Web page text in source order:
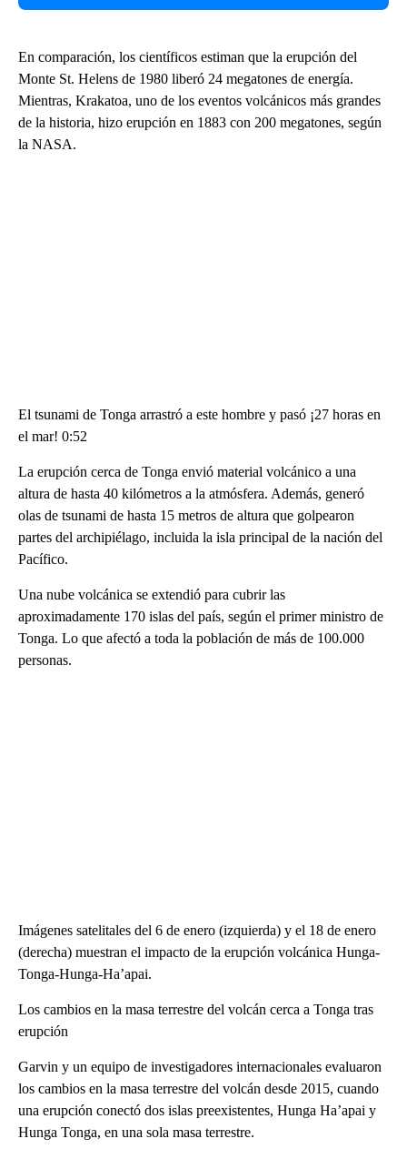
En comparación, los científicos estiman que la erupción del
Monte St. Helens de 1980 liberó 24 megatones de energía.
Mientras, Krakatoa, uno de los eventos volcánicos más grandes
de la historia, hizo erupción en 1883 con 200 megatones, según
la NASA.
El tsunami de Tonga arrastró a este hombre y pasó ¡27 horas en
el mar! 0:52
La erupción cerca de Tonga envió material volcánico a una
altura de hasta 40 kilómetros a la atmósfera. Además, generó
olas de tsunami de hasta 15 metros de altura que golpearon
partes del archipiélago, incluida la isla principal de la nación del
Pacífico.
Una nube volcánica se extendió para cubrir las
aproximadamente 170 islas del país, según el primer ministro de
Tonga. Lo que afectó a toda la población de más de 100.000
personas.
Imágenes satelitales del 6 de enero (izquierda) y el 18 de enero
(derecha) muestran el impacto de la erupción volcánica Hunga-
Tonga-Hunga-Ha’apai.
Los cambios en la masa terrestre del volcán cerca a Tonga tras
erupción
Garvin y un equipo de investigadores internacionales evaluaron
los cambios en la masa terrestre del volcán desde 2015, cuando
una erupción conectó dos islas preexistentes, Hunga Ha’apai y
Hunga Tonga, en una sola masa terrestre.